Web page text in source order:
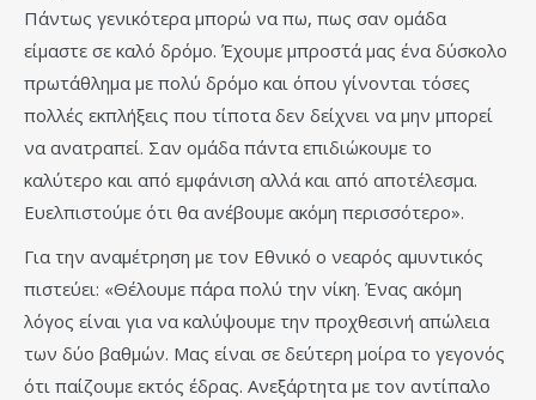
Πάντως γενικότερα μπορώ να πω, πως σαν ομάδα
είμαστε σε καλό δρόμο. Έχουμε μπροστά μας ένα δύσκολο
πρωτάθλημα με πολύ δρόμο και όπου γίνονται τόσες
πολλές εκπλήξεις που τίποτα δεν δείχνει να μην μπορεί
να ανατραπεί. Σαν ομάδα πάντα επιδιώκουμε το
καλύτερο και από εμφάνιση αλλά και από αποτέλεσμα.
Ευελπιστούμε ότι θα ανέβουμε ακόμη περισσότερο».
Για την αναμέτρηση με τον Εθνικό ο νεαρός αμυντικός
πιστεύει: «Θέλουμε πάρα πολύ την νίκη. Ένας ακόμη
λόγος είναι για να καλύψουμε την προχθεσινή απώλεια
των δύο βαθμών. Μας είναι σε δεύτερη μοίρα το γεγονός
ότι παίζουμε εκτός έδρας. Ανεξάρτητα με τον αντίπαλο